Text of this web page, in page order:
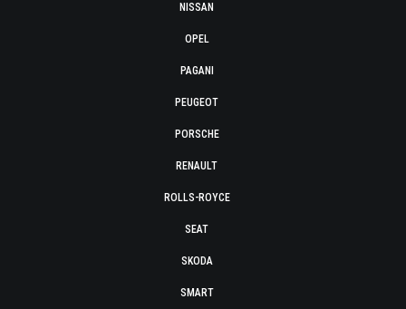
NISSAN
OPEL
PAGANI
PEUGEOT
PORSCHE
RENAULT
ROLLS-ROYCE
SEAT
SKODA
SMART